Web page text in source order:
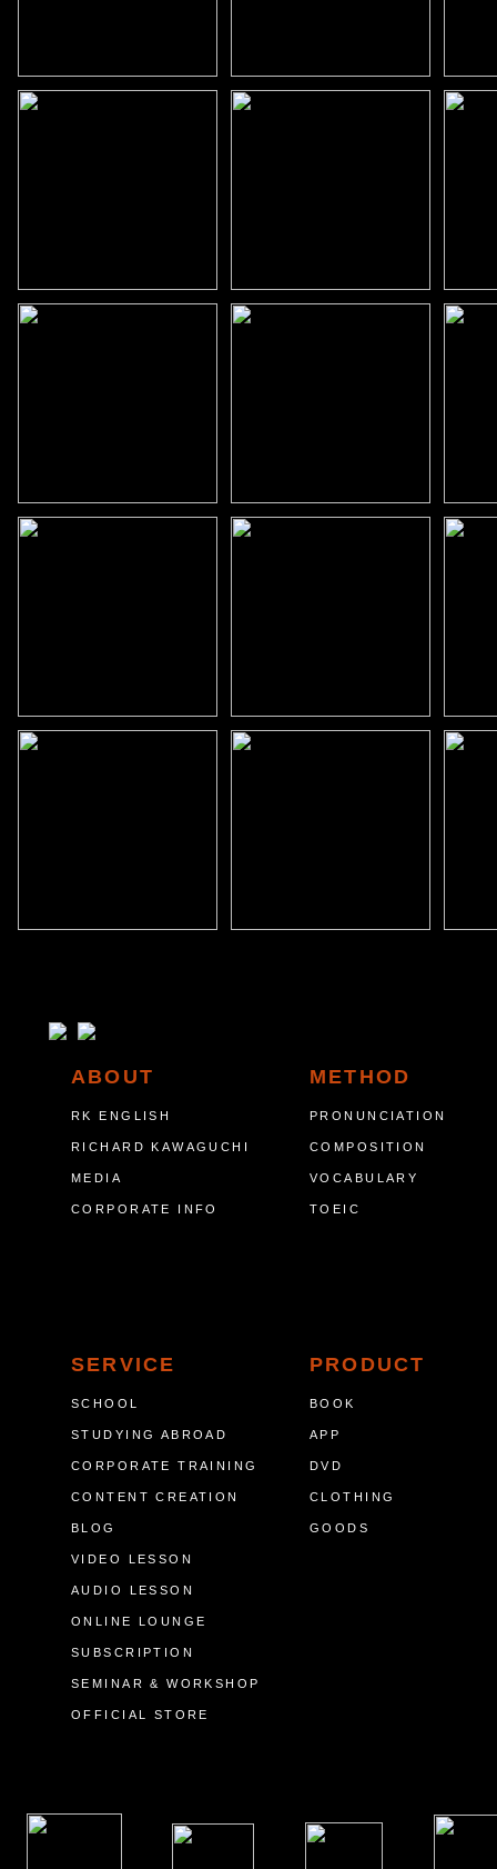
ABOUT
RK ENGLISH
RICHARD KAWAGUCHI
MEDIA
CORPORATE INFO
METHOD
PRONUNCIATION
COMPOSITION
VOCABULARY
TOEIC
SERVICE
SCHOOL
STUDYING ABROAD
CORPORATE TRAINING
CONTENT CREATION
BLOG
VIDEO LESSON
AUDIO LESSON
ONLINE LOUNGE
SUBSCRIPTION
SEMINAR & WORKSHOP
OFFICIAL STORE
PRODUCT
BOOK
APP
DVD
CLOTHING
GOODS